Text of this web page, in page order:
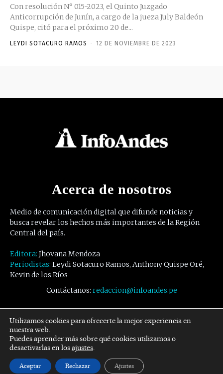
Con resolución N° 015-2023, el Quinto Juzgado
Anticorrupción de Junín, a cargo de la jueza July Baldeón
Quispe, citó para el próximo 20 de...
LEYDI SOTACURO RAMOS - 12 DE NOVIEMBRE DE 2023
Acerca de nosotros
Medio de comunicación digital que difunde noticias y
busca revelar los hechos más importantes de la Región
Central del país.
Editora: Jhovana Mendoza
Periodistas: Leydi Sotacuro Ramos, Anthony Quispe Oré,
Kevin de los Ríos
Contáctanos: redaccion@infoandes.pe
Síguenos
Facebook Twitter Youtube
Utilizamos cookies para ofrecerte la mejor experiencia en
nuestra web.
Puedes aprender más sobre qué cookies utilizamos o
desactivarlas en losajustes.
Aceptar Rechazar Ajustes